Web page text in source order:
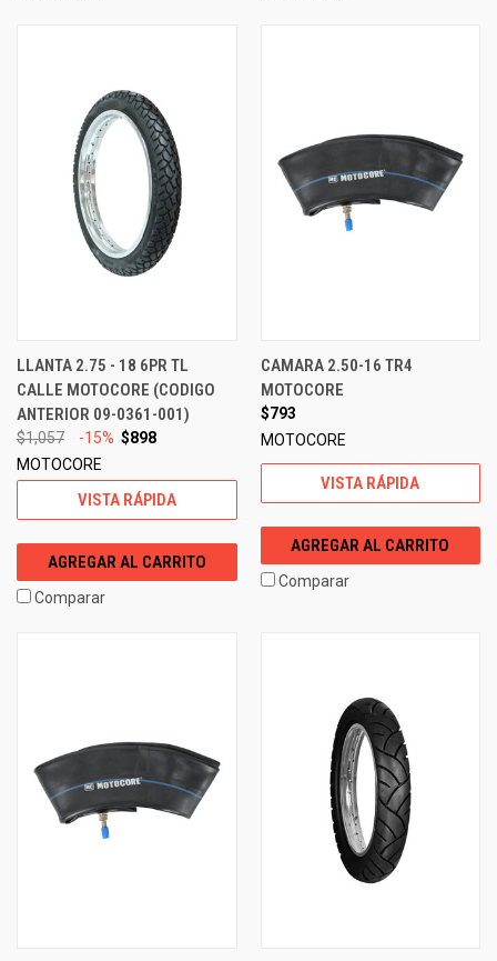
LLANTA 2.75 - 18 6PR TL
CALLE MOTOCORE (CODIGO
ANTERIOR 09-0361-001)
$1,057 -15% $898
MOTOCORE
VISTA RÁPIDA
AGREGAR AL CARRITO
Comparar
CAMARA 2.50-16 TR4
MOTOCORE
$793
MOTOCORE
VISTA RÁPIDA
AGREGAR AL CARRITO
Comparar